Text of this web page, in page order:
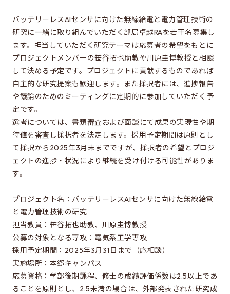
教員・研究一覧
ニュース
入試について
修士特別口述試験
入試説明会
入試案内書 / 出願サイトでの提出が必要な書類（入試
案内書、修論/博論研究課題内容、成績集計表）
試験科目に関する情報
EEISを目指す方へ
所属学生の声
進路・博士について
費用/経済的支援
バッテリーレスAIセンサに向けた無線給電と電力管理技術の
研究に一緒に取り組んでいただく部局卓越RAを若干名募集し
ます。担当していただく研究テーマは応募者の希望をもとに
プロジェクトメンバーの笹谷拓也助教や川原圭博教授と相談
して決める予定です。プロジェクトに貢献するものであれば
自主的な研究提案も歓迎します。また採択者には、進捗報告
や議論のためのミーティングに定期的に参加していただく予
定です。
選考については、書類審査および面談にて成果の実現性や期
待値を審査し採択者を決定します。採用予定期間は原則とし
て採択から2025年3月末までですが、採択者の希望とプロジ
ェクトの進捗・状況により継続を受け付ける可能性がありま
す。
プロジェクト名：バッテリーレスAIセンサに向けた無線給電
と電力管理技術の研究
担当教員：笹谷拓也助教、川原圭博教授
公募の対象となる専攻：電気系工学専攻
採用予定期間：2025年3月31日まで（応相談）
実施場所：本郷キャンパス
応募資格：学部後期課程、修士の成績評価係数は2.5以上であ
ることを原則とし、2.5未満の場合は、外部発表された研究成